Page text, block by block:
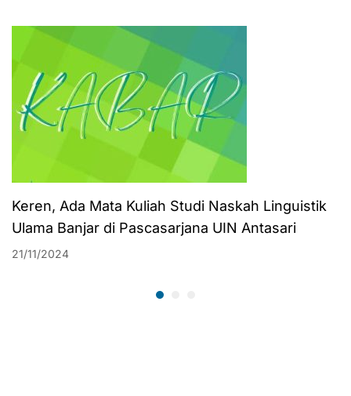
Keren, Ada Mata Kuliah Studi Naskah Linguistik
Ulama Banjar di Pascasarjana UIN Antasari
21/11/2024